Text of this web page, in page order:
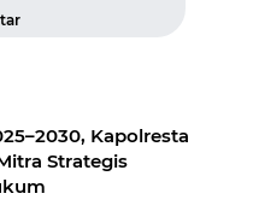
Kapolresta
Strategis